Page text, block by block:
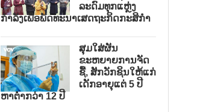
ລະດົມທຸກແຫຼ່ງ
ກຳລັງເພື່ອພັດທະນາເສດຖະກິດກະສິກຳ
ສຸມໃສ່ຜັນ
ຂະຫຍາຍການຈັດ
ຊື້, ສັກວັກຊິນໃຫ້ແກ່
ເດັກອາຍຸແຕ່ 5 ປີ
ຫາຕ່ຳກວ່າ 12 ປີ